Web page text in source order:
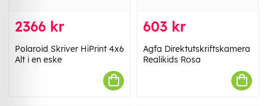
2366 kr
Polaroid Skriver HiPrint 4x6
Alt i en eske
603 kr
Agfa Direktutskriftskamera
Realikids Rosa